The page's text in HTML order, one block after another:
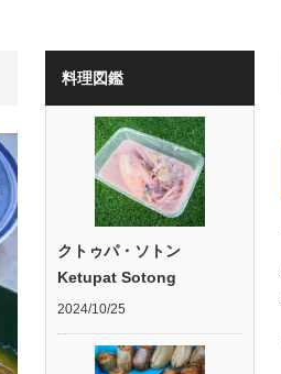
料理図鑑
クトゥパ・ソトン
Ketupat Sotong
2024/10/25